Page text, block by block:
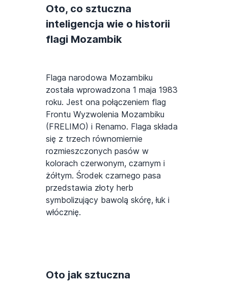
Oto, co sztuczna
inteligencja wie o historii
flagi Mozambik
Flaga narodowa Mozambiku
została wprowadzona 1 maja 1983
roku. Jest ona połączeniem flag
Frontu Wyzwolenia Mozambiku
(FRELIMO) i Renamo. Flaga składa
się z trzech równomiernie
rozmieszczonych pasów w
kolorach czerwonym, czarnym i
żółtym. Środek czarnego pasa
przedstawia złoty herb
symbolizujący bawolą skórę, łuk i
włócznię.
Oto jak sztuczna